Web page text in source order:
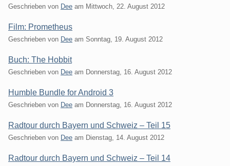
Geschrieben von Dee am Mittwoch, 22. August 2012
Film: Prometheus
Geschrieben von Dee am Sonntag, 19. August 2012
Buch: The Hobbit
Geschrieben von Dee am Donnerstag, 16. August 2012
Humble Bundle for Android 3
Geschrieben von Dee am Donnerstag, 16. August 2012
Radtour durch Bayern und Schweiz – Teil 15
Geschrieben von Dee am Dienstag, 14. August 2012
Radtour durch Bayern und Schweiz – Teil 14